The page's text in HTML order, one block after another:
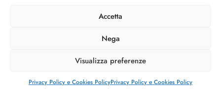
Accetta
Nega
Visualizza preferenze
Privacy Policy e Cookies PolicyPrivacy Policy e Cookies Policy
Informativa sul trattamento dei dati
Progettato e realizzato da:GenusLab.IT